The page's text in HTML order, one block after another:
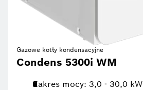
Gazowe kotły kondensacyjne
Condens 5300i WM
Zakres mocy: 3,0 - 30,0 kW